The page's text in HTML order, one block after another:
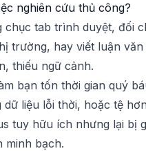
nghiên cứu thủ công?
chục tab trình duyệt, đối
trường, hay viết luận
thiếu ngữ cảnh.
bạn tốn thời gian quý
liệu lỗi thời, hoặc tệ
tuy hữu ích nhưng lại
minh bạch.